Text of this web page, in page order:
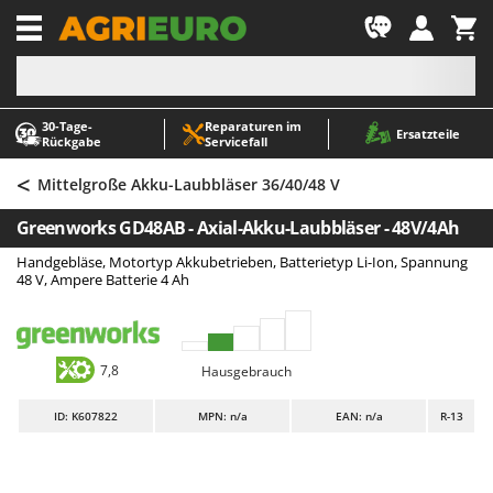
30‑Tage-
Rückgabe
Reparaturen im
Servicefall
Ersatzteile
-1
A
Abbeermaschinen - Traubenmühlen
Abfüllgeräte
Akku Gartenscheren
Akku Gras- und Strauchscheren
Akku-Stichsägen
Allzwecktransporter - Motorschubkarren
Alu-Teleskopleitern
Anbaubagger Heckbagger für Traktoren
Arbeitsschutzkleidung
A
ABAC
AgriEuro Premium
AgriEuro TOP-LINE
AGT
Aima
AL-KO
ALA 2000
Alce
< Mittelgroße Akku-Laubbläser 36/40/48 V
Greenworks GD48AB - Axial-Akku-Laubbläser - 48V/4Ah
Handgebläse, Motortyp Akkubetrieben, Batterietyp Li-Ion, Spannung
48 V, Ampere Batterie 4 Ah
7,8 Hausgebrauch
ID: K607822 MPN: n/a EAN: n/a R-13